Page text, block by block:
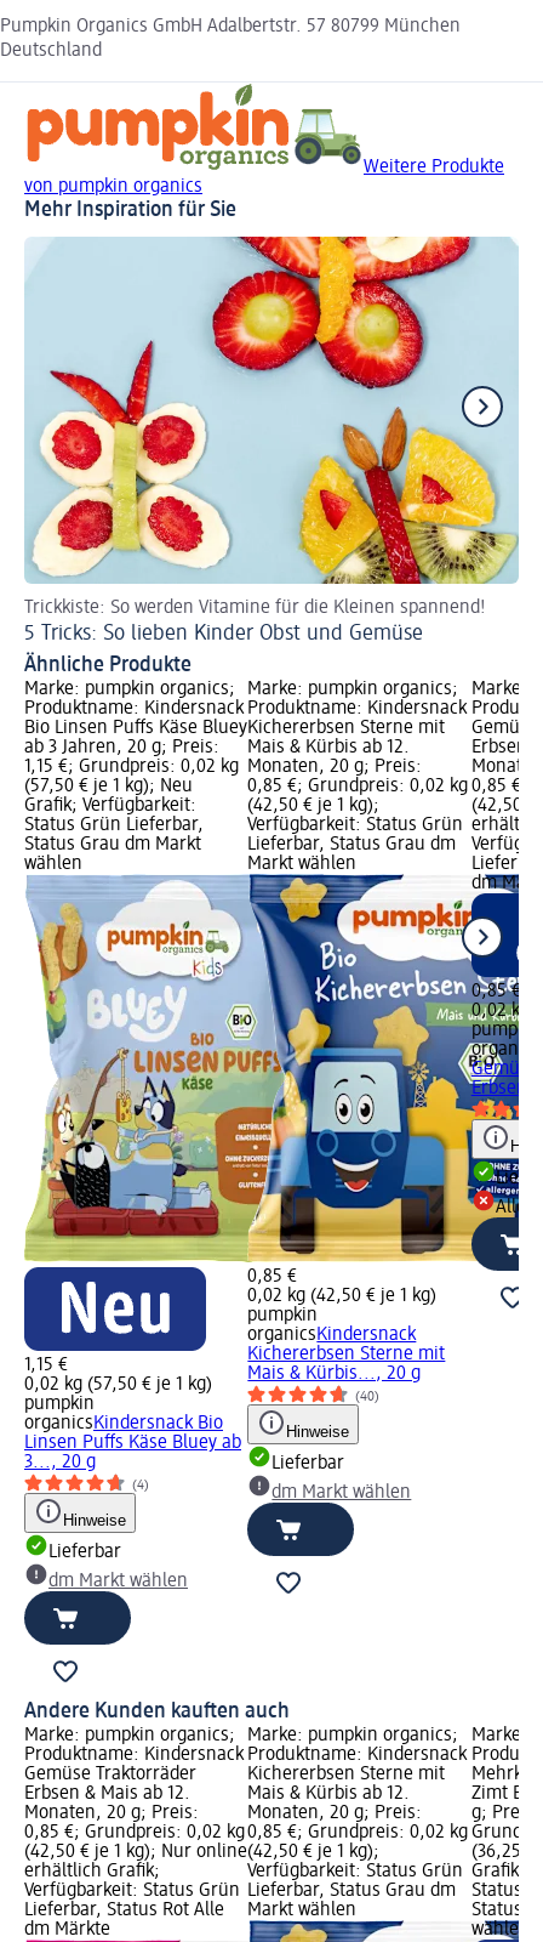
Pumpkin Organics GmbH Adalbertstr. 57 80799 München
Deutschland
Weitere Produkte
von pumpkin organics
Mehr Inspiration für Sie
Trickkiste: So werden Vitamine für die Kleinen spannend!
5 Tricks: So lieben Kinder Obst und Gemüse
Ähnliche Produkte
Marke: pumpkin organics;
Produktname: Kindersnack
Bio Linsen Puffs Käse Bluey
ab 3 Jahren, 20 g; Preis:
1,15 €; Grundpreis: 0,02 kg
(57,50 € je 1 kg); Neu
Grafik; Verfügbarkeit:
Status Grün Lieferbar,
Status Grau dm Markt
wählen
1,15 €
0,02 kg (57,50 € je 1 kg)
pumpkin
organicsKindersnack Bio
Linsen Puffs Käse Bluey ab
3..., 20 g
(4)
Hinweise
Lieferbar
dm Markt wählen
Marke: pumpkin organics;
Produktname: Kindersnack
Kichererbsen Sterne mit
Mais & Kürbis ab 12.
Monaten, 20 g; Preis:
0,85 €; Grundpreis: 0,02 kg
(42,50 € je 1 kg);
Verfügbarkeit: Status Grün
Lieferbar, Status Grau dm
Markt wählen
0,85 €
0,02 kg (42,50 € je 1 kg)
pumpkin
organicsKindersnack
Kichererbsen Sterne mit
Mais & Kürbis..., 20 g
(40)
Hinweise
Lieferbar
dm Markt wählen
Marke:
Erbsen
0,85 €;
(42,50 €
dm
0,85 €
0,02 kg
pumpkin
organics
Erbsen
Alle
Andere Kunden kauften auch
Marke: pumpkin organics;
Produktname: Kindersnack
Gemüse Traktorräder
Erbsen & Mais ab 12.
Monaten, 20 g; Preis:
0,85 €; Grundpreis: 0,02 kg
(42,50 € je 1 kg); Nur online
erhältlich Grafik;
Verfügbarkeit: Status Grün
Lieferbar, Status Rot Alle
dm Märkte
Marke: pumpkin organics;
Produktname: Kindersnack
Kichererbsen Sterne mit
Mais & Kürbis ab 12.
Monaten, 20 g; Preis:
0,85 €; Grundpreis: 0,02 kg
(42,50 € je 1 kg);
Verfügbarkeit: Status Grün
Lieferbar, Status Grau dm
Markt wählen
Marke:
Zimt
g; Preis:
(36,25 €
Grafik;
Status
Status
wählen